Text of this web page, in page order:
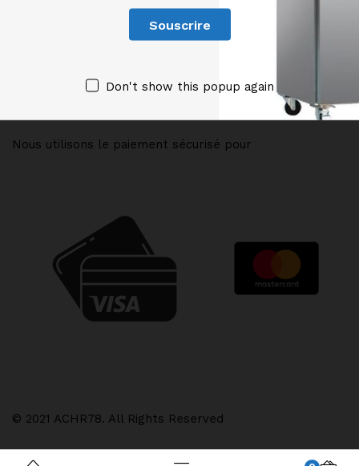
© 2021 ACHR78. All Rights Reserved
Nous utilisons le paiement sécurisé pour
Don't show this popup again